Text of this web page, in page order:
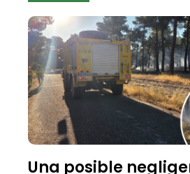
Una posible